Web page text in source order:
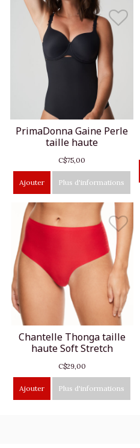
PrimaDonna Gaine Perle
taille haute
C$75,00
Ajouter Plus d'informations
Chantelle Thonga taille
haute Soft Stretch
C$29,00
Ajouter Plus d'informations